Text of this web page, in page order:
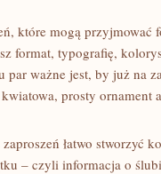
które mogą przyjmować
format, typografię,
ważne jest, by już na
prosty ornament
łatwo stworzyć
– czyli informacja o